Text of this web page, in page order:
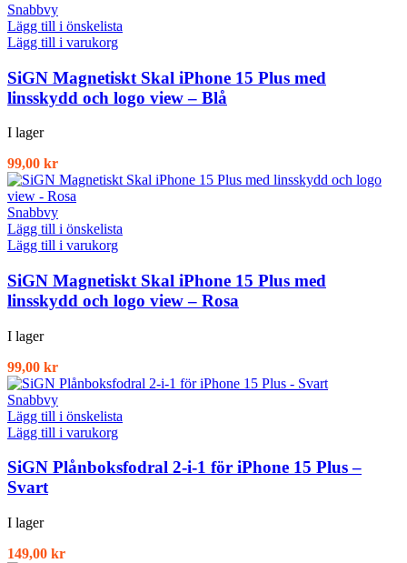
Snabbvy
Lägg till i önskelista
Lägg till i varukorg
SiGN Magnetiskt Skal iPhone 15 Plus med
linsskydd och logo view – Blå
I lager
99,00 kr
Snabbvy
Lägg till i önskelista
Lägg till i varukorg
SiGN Magnetiskt Skal iPhone 15 Plus med
linsskydd och logo view – Rosa
I lager
99,00 kr
Snabbvy
Lägg till i önskelista
Lägg till i varukorg
SiGN Plånboksfodral 2-i-1 för iPhone 15 Plus –
Svart
I lager
149,00 kr